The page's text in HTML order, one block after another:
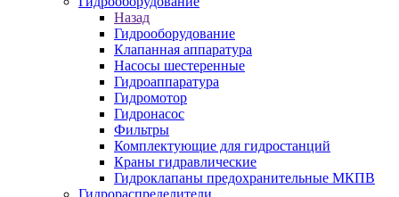
Назад
Гидрооборудование
Клапанная аппаратура
Насосы шестеренные
Гидроаппаратура
Гидромотор
Гидронасос
Фильтры
Комплектующие для гидростанций
Краны гидравлические
Гидроклапаны предохранительные МКПВ
Гидрораспределители